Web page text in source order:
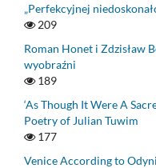
„Perfekcyjnej
209
Roman Honet i Zdzisław
wyobraźni
189
‘As Though It Were A
Poetry of Julian Tuwim
177
Venice According to